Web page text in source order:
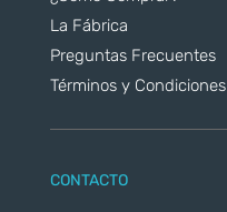
La Fábrica
Preguntas Frecuentes
Términos y Condiciones
CONTACTO